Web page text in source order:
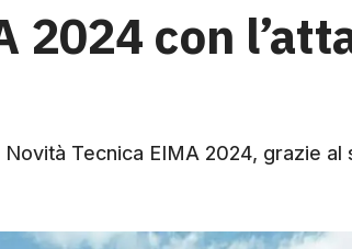
2024 con
Tecnica EIMA 2024, grazie